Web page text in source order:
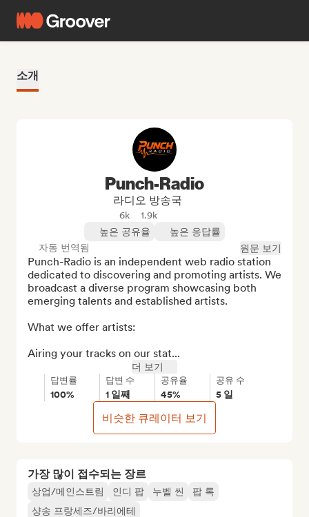
소개
가장 많이 접수되는 장르
상업/메인스트림 인디 팝 누벨 씬
팝 록
샹송 프랑세즈/바리에테
Punch-Radio
라디오 방송국
6k
1.9k
높은 공유율
높은 응답률
자동 번역됨
원문 보기
Punch-Radio is an independent web radio station
dedicated to discovering and promoting artists. We
broadcast a diverse program showcasing both
emerging talents and established artists.
What we offer artists:
Airing your tracks on our stat...
더 보기
답변률
100%
답변 수
1 일째
공유율
45%
공유 수
5 일
비슷한 큐레이터 보기